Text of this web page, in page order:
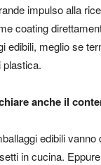
impulso alla
coating
edibili, meglio se
plastica.
anche il
edibili
in cucina.